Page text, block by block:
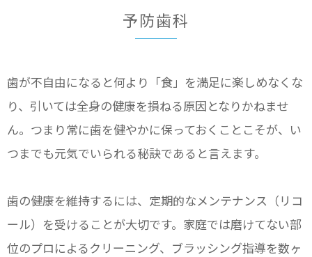
予防歯科
歯が不自由になると何より「食」を満足に楽しめなくな
り、引いては全身の健康を損ねる原因となりかねませ
ん。つまり常に歯を健やかに保っておくことこそが、い
つまでも元気でいられる秘訣であると言えます。
歯の健康を維持するには、定期的なメンテナンス（リコ
ール）を受けることが大切です。家庭では磨けてない部
位のプロによるクリーニング、ブラッシング指導を数ヶ